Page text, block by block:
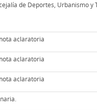
de Deportes, Urbanismo y
aclaratoria
aclaratoria
aclaratoria